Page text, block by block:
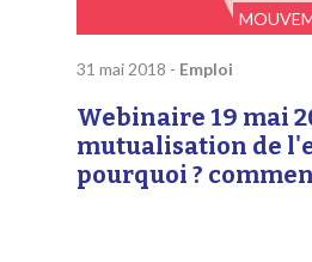
31 mai 2018 - Emploi
Webinaire 19 mai
mutualisation de
pourquoi ?